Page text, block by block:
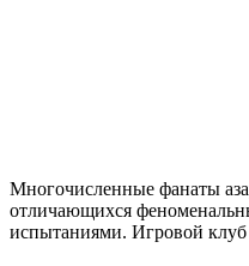
Многочисленные фанаты
отличающихся
испытаниями. Игровой клуб